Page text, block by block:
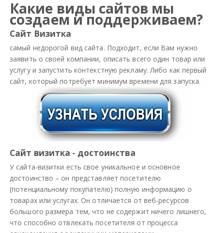
Какие виды сайтов мы
создаем и поддерживаем?
Сайт Визитка
самый недорогой вид сайта. Подходит, если Вам нужно
заявить о своей компании, описать всего один товар или
услугу и запустить контекстную рекламу. Либо как первый
сайт, который потребует минимум времени для запуска.
Сайт визитка - достоинства
У сайта-визитки есть свое уникальное и основное
достоинство – он представляет посетителю
(потенциальному покупателю) полную информацию о
товарах или услугах. Он отличается от веб-ресурсов
большого размера тем, что не содержит ничего лишнего,
что способно отвлекать посетителя от процесса